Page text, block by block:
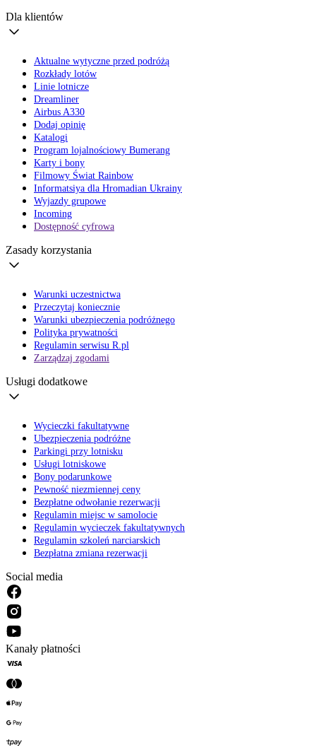
Dla klientów
Aktualne wytyczne przed podróżą
Rozkłady lotów
Linie lotnicze
Dreamliner
Airbus A330
Dodaj opinię
Katalogi
Program lojalnościowy Bumerang
Karty i bony
Filmowy Świat Rainbow
Informatsiya dla Hromadian Ukrainy
Wyjazdy grupowe
Incoming
Dostępność cyfrowa
Zasady korzystania
Warunki uczestnictwa
Przeczytaj koniecznie
Warunki ubezpieczenia podróżnego
Polityka prywatności
Regulamin serwisu R.pl
Zarządzaj zgodami
Usługi dodatkowe
Wycieczki fakultatywne
Ubezpieczenia podróżne
Parkingi przy lotnisku
Usługi lotniskowe
Bony podarunkowe
Pewność niezmiennej ceny
Bezpłatne odwołanie rezerwacji
Regulamin miejsc w samolocie
Regulamin wycieczek fakultatywnych
Regulamin szkoleń narciarskich
Bezpłatna zmiana rezerwacji
Social media
Kanały płatności